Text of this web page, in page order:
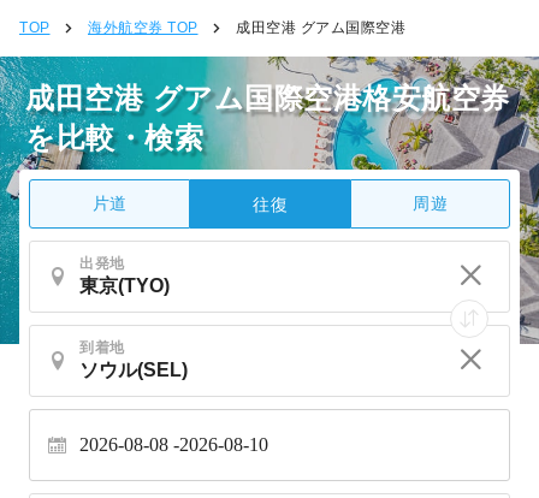
TOP 海外航空券 TOP 成田空港 グアム国際空港
成田空港 グアム国際空港格安航空券
を比較・検索
片道 往復 周遊
出発地
到着地
2026-08-08 2026-08-10